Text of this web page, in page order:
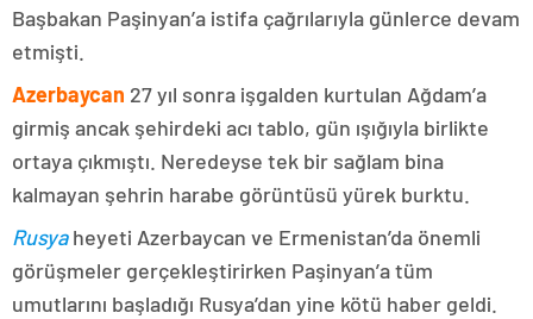
Başbakan Paşinyan’a istifa çağrılarıyla günlerce devam
etmişti.
Azerbaycan 27 yıl sonra işgalden kurtulan Ağdam’a
girmiş ancak şehirdeki acı tablo, gün ışığıyla birlikte
ortaya çıkmıştı. Neredeyse tek bir sağlam bina
kalmayan şehrin harabe görüntüsü yürek burktu.
Rusyaheyeti Azerbaycan ve Ermenistan’da önemli
görüşmeler gerçekleştirirken Paşinyan’a tüm
umutlarını başladığı Rusya’dan yine kötü haber geldi.